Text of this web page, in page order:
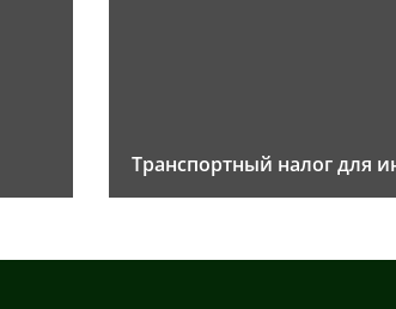
Транспортный налог для